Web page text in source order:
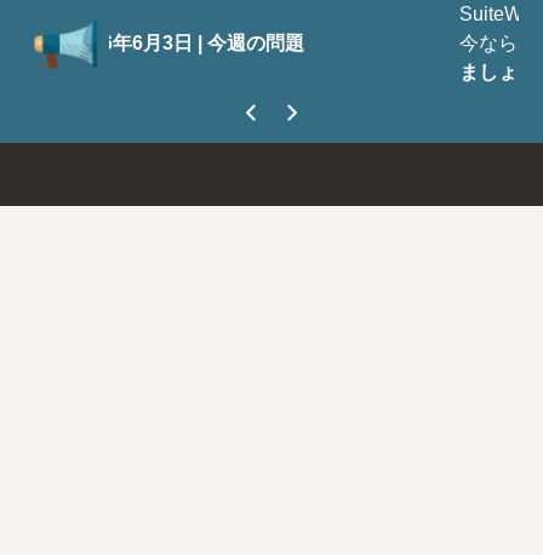
問題
SuiteWorld 2026の登録が開始されま
今なら300ドル節約できます。今すぐ